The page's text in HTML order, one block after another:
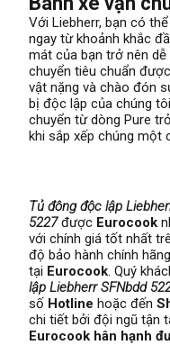
Với Liebherr, bạn có
ngay từ khoảnh khắc
mát của bạn trở nên dễ
chuyển tiêu chuẩn
vật nặng và chào đón
bị độc lập của chúng
chuyển từ dòng Pure
khi sắp xếp chúng một
Tủ đông độc lập
5227 được Eurocook
với chính giá tốt nhất
độ bảo hành chính
tại Eurocook. Quý
lập Liebherr SFNbdd
số Hotline hoặc đến
chi tiết bởi đội ngũ tận
Eurocook hân hạnh